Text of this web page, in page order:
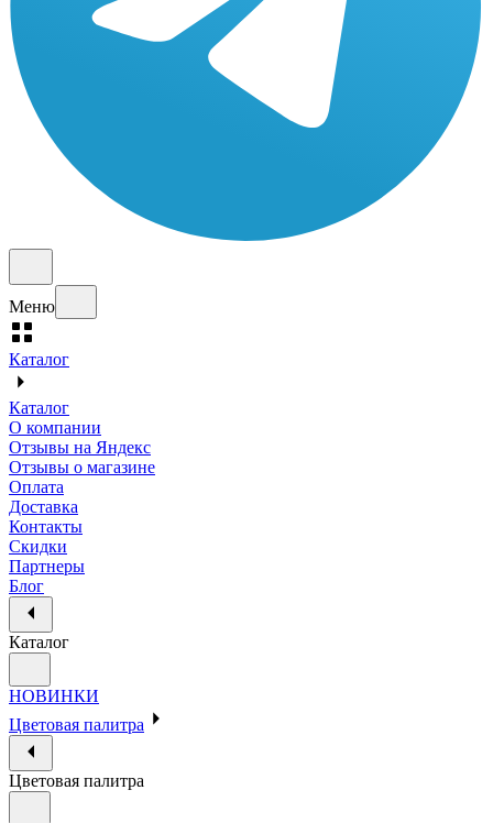
Меню
Каталог
Каталог
О компании
Отзывы на Яндекс
Отзывы о магазине
Оплата
Доставка
Контакты
Скидки
Партнеры
Блог
Каталог
НОВИНКИ
Цветовая палитра
Цветовая палитра